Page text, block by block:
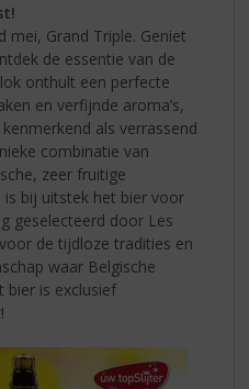
mei, Grand Triple. Geniet
de essentie van de
onthult een perfecte
en verfijnde aroma’s,
als verrassend
combinatie van
zeer fruitige
is bij uitstek het bier voor
geselecteerd door Les
de tijdloze tradities en
waar Belgische
bier is exclusief